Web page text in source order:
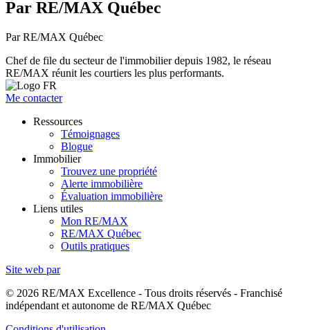
Par RE/MAX Québec
Par RE/MAX Québec
Chef de file du secteur de l'immobilier depuis 1982, le réseau
RE/MAX réunit les courtiers les plus performants.
Me contacter
Ressources
Témoignages
Blogue
Immobilier
Trouvez une propriété
Alerte immobilière
Évaluation immobilière
Liens utiles
Mon RE/MAX
RE/MAX Québec
Outils pratiques
Site web par
© 2026 RE/MAX Excellence - Tous droits réservés - Franchisé
indépendant et autonome de RE/MAX Québec